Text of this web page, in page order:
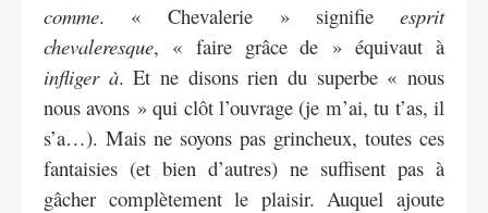
comme. « Chevalerie » signifie esprit
chevaleresque, « faire grâce de » équivaut à
infliger à. Et ne disons rien du superbe « nous
nous avons » qui clôt l’ouvrage (je m’ai, tu t’as, il
s’a…). Mais ne soyons pas grincheux, toutes ces
fantaisies (et bien d’autres) ne suffisent pas à
gâcher complètement le plaisir. Auquel ajoute